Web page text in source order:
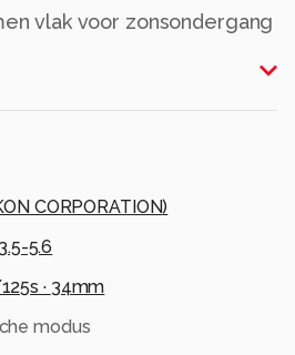
vlak voor zonsondergang
CORPORATION)
5.6
· 34mm
modus